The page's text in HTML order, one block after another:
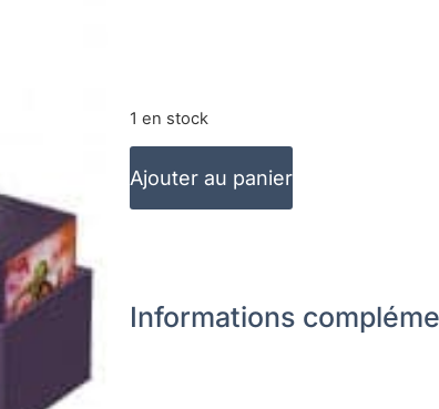
1 en stock
Ajouter au panier
Informations